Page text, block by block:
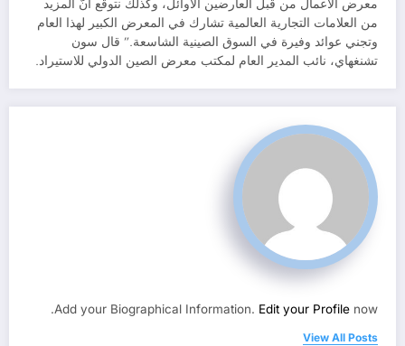
معرض الأعمال من قبل العارضين الأوائل، وكذلك نتوقع أنّ المزيد
من العلامات التجارية العالمية تشارك في المعرض الكبير لهذا العام
وتجني عوائد وفيرة في السوق الصينية الشاسعة.” قال سون
تشنغهاي، نائب المدير العام لمكتب معرض الصين الدولي للاستيراد.
Add your Biographical Information. Edit your Profile now.
View All Posts